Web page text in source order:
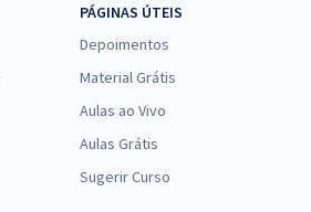
PÁGINAS ÚTEIS
Depoimentos
Material Grátis
Aulas ao Vivo
Aulas Grátis
Sugerir Curso